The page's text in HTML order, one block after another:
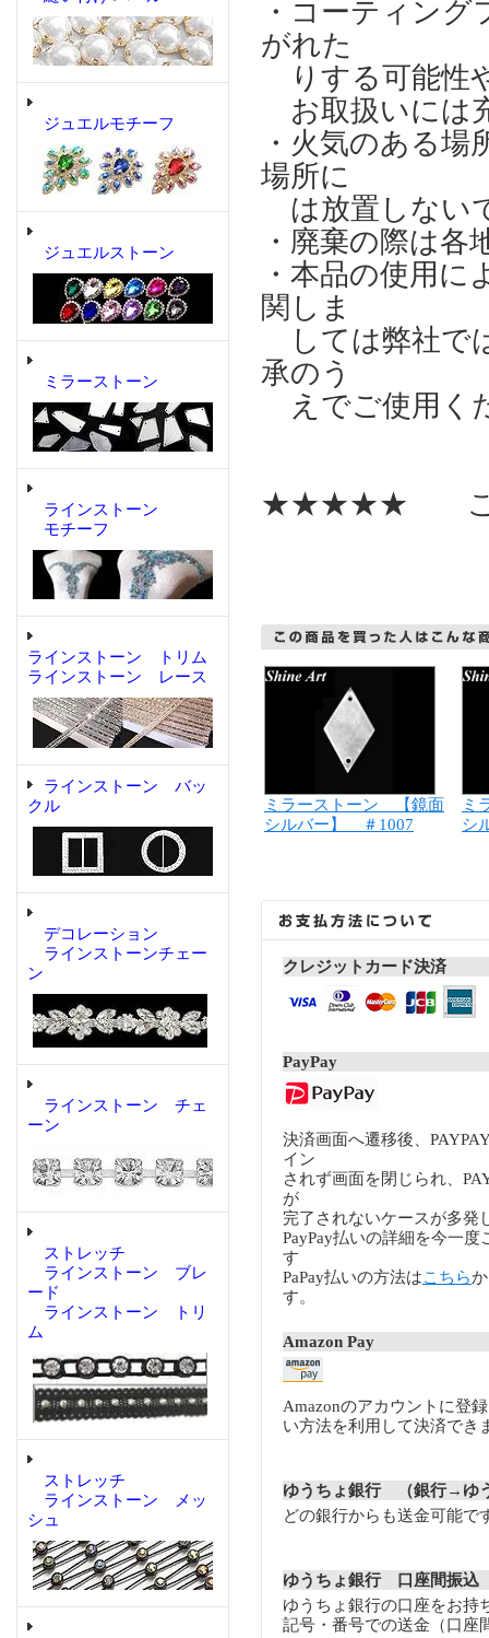
ジュエルモチーフ
ジュエルストーン
ミラーストーン
ラインストーン
モチーフ
ラインストーン トリム
ラインストーン レース
ラインストーン バッ
クル
デコレーション
ラインストーンチェー
ン
ラインストーン チェ
ーン
ストレッチ
ラインストーン ブレ
ード
ラインストーン トリ
ム
ストレッチ
ラインストーン メッ
シュ
・コーティン
がれた
りする可能性
お取扱いには
・火気のある場
場所に
は放置しない
・廃棄の際は
・本品の使用
関しま
しては弊社で
承のう
えでご使用く
★★★★★ こ
ミラーストーン 【鏡面
シルバー】 ＃1007
ミ
シ
クレジットカード決済
PayPay
決済画面へ遷移後、
イン
されず画面を閉じられ、
が
完了されないケースが多発
PayPay払いの詳細を今一度
す
PaPay払いの方法はこちら
す。
Amazon Pay
Amazonのアカウントに登
い方法を利用して決済でき
ゆうちょ銀行 （銀行→ゆ
どの銀行からも送金可能で
ゆうちょ銀行 口座間振込
ゆうちょ銀行の口座をお持
記号・番号での送金（口座